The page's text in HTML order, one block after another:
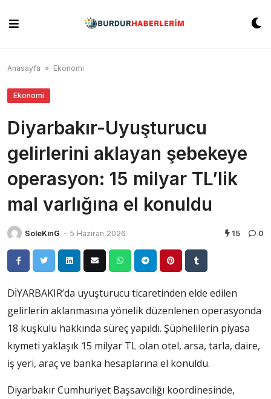
content
Anasayfa » Ekonomi
Ekonomi
Diyarbakır-Uyuşturucu
gelirlerini aklayan şebekeye
operasyon: 15 milyar TL’lik
mal varlığına el konuldu
SoleKinG - 5 Haziran 2026 15 0
DİYARBAKIR’da uyuşturucu ticaretinden elde edilen
gelirlerin aklanmasına yönelik düzenlenen operasyonda
18 kuşkulu hakkında süreç yapıldı. Şüphelilerin piyasa
kıymeti yaklaşık 15 milyar TL olan otel, arsa, tarla, daire,
iş yeri, araç ve banka hesaplarına el konuldu.
Diyarbakır Cumhuriyet Başsavcılığı koordinesinde,